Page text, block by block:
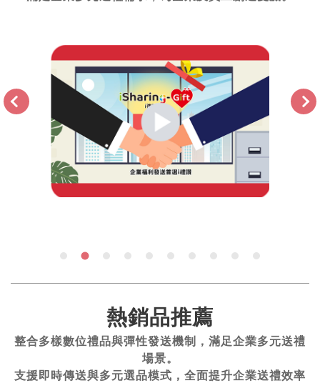
熱銷品推薦
整合多樣數位禮品與彈性發送機制，滿足企業多元送禮
場景。
支援即時傳送與多元選品模式，全面提升企業送禮效率